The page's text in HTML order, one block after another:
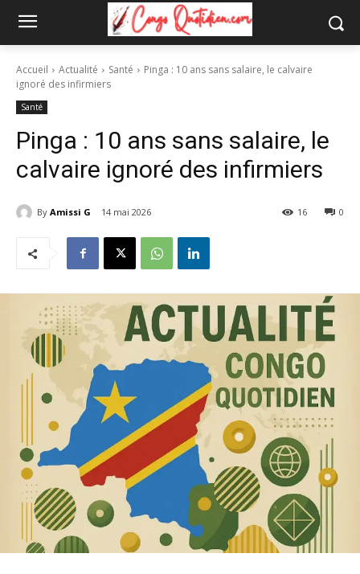
Accueil Actualité Santé
Pinga : 10 ans sans salaire, le calvaire
ignoré des infirmiers
Santé
Pinga : 10 ans sans salaire, le
calvaire ignoré des infirmiers
By Amissi G 14 mai 2026 0
16